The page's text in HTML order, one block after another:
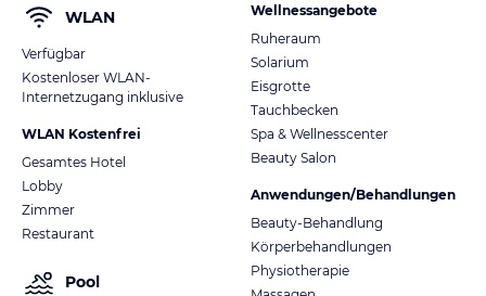
WLAN
Verfügbar
Kostenloser WLAN-
Internetzugang inklusive
WLAN Kostenfrei
Gesamtes Hotel
Lobby
Zimmer
Restaurant
Pool
Wellnessangebote
Ruheraum
Solarium
Eisgrotte
Tauchbecken
Spa & Wellnesscenter
Beauty Salon
Anwendungen/Behandlungen
Beauty-Behandlung
Körperbehandlungen
Physiotherapie